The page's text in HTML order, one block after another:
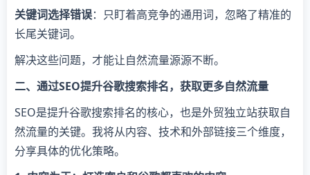
关键词选择错误：只盯着高竞争的通用词，忽略了精准的
长尾关键词。
解决这些问题，才能让自然流量源源不断。
二、通过SEO提升谷歌搜索排名，获取更多自然流量
SEO是提升谷歌搜索排名的核心，也是外贸独立站获取自
然流量的关键。我将从内容、技术和外部链接三个维度，
分享具体的优化策略。